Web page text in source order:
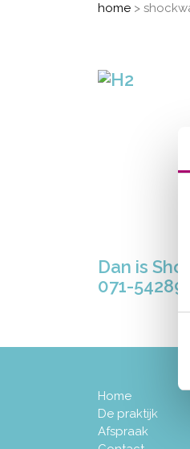
home >
Dan is
071-
Home
De praktijk
Afspraak